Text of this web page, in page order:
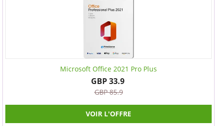
Microsoft Office 2021 Pro Plus
GBP 33.9
GBP 85.9
VOIR L'OFFRE